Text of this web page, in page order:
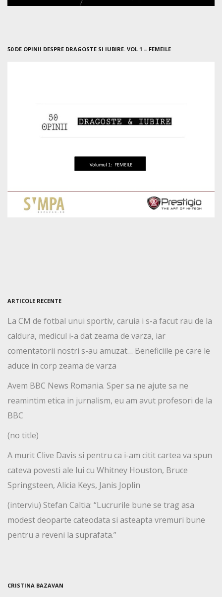
50 DE OPINII DESPRE DRAGOSTE SI IUBIRE. VOL 1 – FEMEILE
ARTICOLE RECENTE
La CM de fotbal unui sportiv, caruia i s-a facut rau de la
caldura, medicul i-a dat zeama de varza, iar
comentatorii nostri s-au amuzat… Beneficiile pe care le
aduce in corp zeama de varza
Avem BBC News Romania. Sper sa ne ajute sa ne
reamintim etica in jurnalism, eu am avut profesori de la
BBC
(no title)
A murit Clive Davis si pentru ca i-am citit cartea va spun
cateva povesti ale lui cu Whitney Houston, Bruce
Springsteen, Alicia Keys, Janis Joplin
(interviu) Stefan Caltia: “Lucrurile bune se trag asa
modest deoparte cateodata si asteapta vremuri bune
pentru a reveni la suprafata.”
CRISTINA BAZAVAN